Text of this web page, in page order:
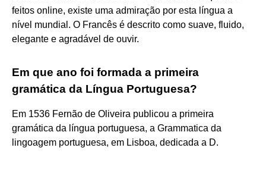
feitos online, existe uma admiração por esta língua a
nível mundial. O Francês é descrito como suave, fluido,
elegante e agradável de ouvir.
Em que ano foi formada a primeira
gramática da Língua Portuguesa?
Em 1536 Fernão de Oliveira publicou a primeira
gramática da língua portuguesa, a Grammatica da
lingoagem portuguesa, em Lisboa, dedicada a D.